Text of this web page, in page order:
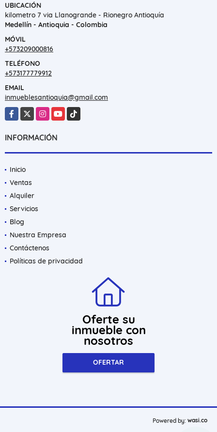
UBICACIÓN
kilometro 7 via Llanogrande - Rionegro Antioquía
Medellín - Antioquia - Colombia
MÓVIL
+573209000816
TELÉFONO
+573177779912
EMAIL
inmueblesantioquia@gmail.com
Facebook
X InstagramYouTubeTikTok
INFORMACIÓN
Inicio
Ventas
Alquiler
Servicios
Blog
Nuestra Empresa
Contáctenos
Políticas de privacidad
Oferte su
inmueble con
nosotros
OFERTAR
Powered by: wasi.co